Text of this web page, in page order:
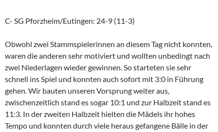
C- SG Pforzheim/Eutingen: 24-9 (11-3)
Obwohl zwei Stammspielerinnen an diesem Tag nicht konnten,
waren die anderen sehr motiviert und wollten unbedingt nach
zwei Niederlagen wieder gewinnen. So starteten sie sehr
schnell ins Spiel und konnten auch sofort mit 3:0 in Führung
gehen.Wir bauten unseren Vorsprung weiter aus,
zwischenzeitlich stand es sogar 10:1 und zur Halbzeit stand es
11:3. In der zweiten Halbzeit hielten die Mädels ihr hohes
Tempo und konnten durch viele heraus gefangene Bälle in der